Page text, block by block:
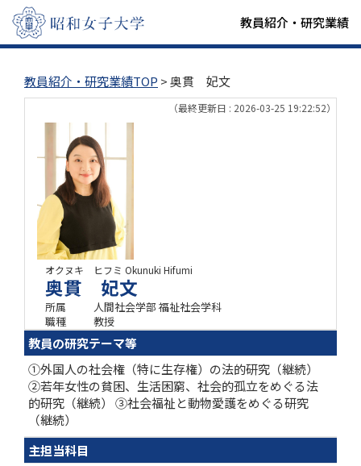
教員紹介・研究業績
教員紹介・研究業績TOP > 奥貫 妃文
（最終更新日 : 2026-03-25 19:22:52）
オクヌキ ヒフミ Okunuki Hifumi
奥貫 妃文
所属
人間社会学部 福祉社会学科
職種
教授
教員の研究テーマ等
①外国人の社会権（特に生存権）の法的研究（継続）
②若年女性の貧困、生活困窮、社会的孤立をめぐる法
的研究（継続） ③社会福祉と動物愛護をめぐる研究
（継続）
主担当科目